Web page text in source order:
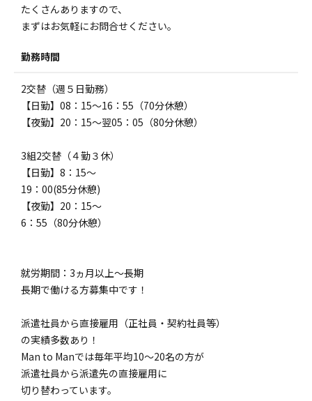
たくさんありますので、
まずはお気軽にお問合せください。
勤務時間
2交替（週５日勤務）
【日勤】08：15～16：55（70分休憩）
【夜勤】20：15～翌05：05（80分休憩）
3組2交替（４勤３休）
【日勤】8：15～
19：00(85分休憩)
【夜勤】20：15～
6：55（80分休憩）
就労期間：3ヵ月以上～長期
長期で働ける方募集中です！
派遣社員から直接雇用（正社員・契約社員等）
の実績多数あり！
Man to Manでは毎年平均10～20名の方が
派遣社員から派遣先の直接雇用に
切り替わっています。